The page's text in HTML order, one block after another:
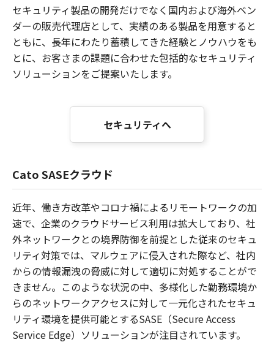
セキュリティ製品の開発だけでなく国内および海外ベン
ダーの販売代理店として、実績のある製品を用意すると
ともに、長年にわたり蓄積してきた経験とノウハウをも
とに、お客さまの課題に合わせた包括的なセキュリティ
ソリューションをご提案いたします。
セキュリティへ
Cato SASEクラウド
近年、働き方改革やコロナ禍によるリモートワークの加
速で、企業のクラウドサービス利用は拡大しており、社
外ネットワークとの境界防御を前提とした従来のセキュ
リティ対策では、マルウェアに侵入された際など、社内
からの情報漏洩の脅威に対して適切に対処することがで
きません。このような状況の中、多様化した勤務環境か
らのネットワークアクセスに対して一元化されたセキュ
リティ環境を提供可能とするSASE（Secure Access
Service Edge）ソリューションが注目されています。